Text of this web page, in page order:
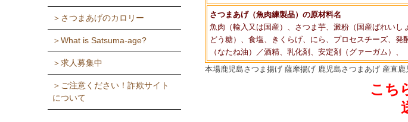
＞さつまあげのカロリー
＞What is Satsuma-age?
＞求人募集中
＞ご注意ください！詐欺サイト
について
さつまあげ（魚肉練製品）の原材料名
魚肉（輸入又は国産）、さつま芋、澱粉（国産ばれい
どう糖）、食塩、きくらげ、にら、プロセスチーズ、
（なたね油）／酒精、乳化剤、安定剤（グァーガム）、
本場鹿児島さつま揚げ 薩摩揚げ 鹿児島さつまあげ 産直鹿
こち